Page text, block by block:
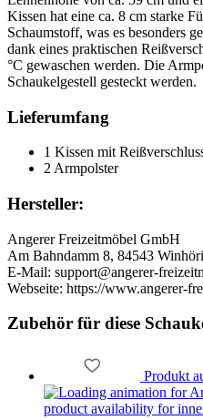
Kissen hat eine ca. 8 cm starke
Schaumstoff, was es besonders
dank eines praktischen
°C gewaschen werden. Die
Schaukelgestell gesteckt werden.
Lieferumfang
1 Kissen mit
2 Armpolster
Hersteller:
Angerer Freizeitmöbel GmbH
Am Bahndamm 8, 84543
E-Mail: support@angerer-
Webseite: https://www.angerer-
Zubehör für diese
Produkt